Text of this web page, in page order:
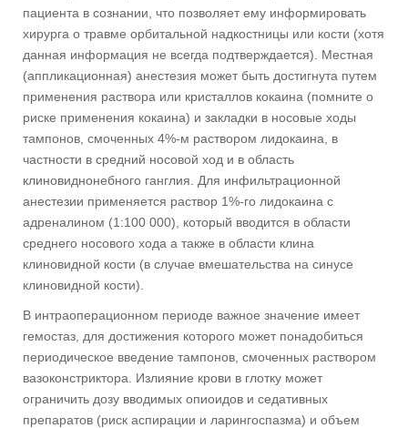
пациента в сознании, что позволяет ему информировать
хирурга о травме орбитальной надкостницы или кости (хотя
данная информация не всегда подтверждается). Местная
(аппликационная) анестезия может быть достигнута путем
применения раствора или кристаллов кокаина (помните о
риске применения кокаина) и закладки в носовые ходы
тампонов, смоченных 4%-м раствором лидокаина, в
частности в средний носовой ход и в область
клиновиднонебного ганглия. Для инфильтрационной
анестезии применяется раствор 1%-го лидокаина с
адреналином (1:100 000), который вводится в области
среднего носового хода а также в области клина
клиновидной кости (в случае вмешательства на синусе
клиновидной кости).
В интраоперационном периоде важное значение имеет
гемостаз, для достижения которого может понадобиться
периодическое введение тампонов, смоченных раствором
вазоконстриктора. Излияние крови в глотку может
ограничить дозу вводимых опиоидов и седативных
препаратов (риск аспирации и ларингоспазма) и объем